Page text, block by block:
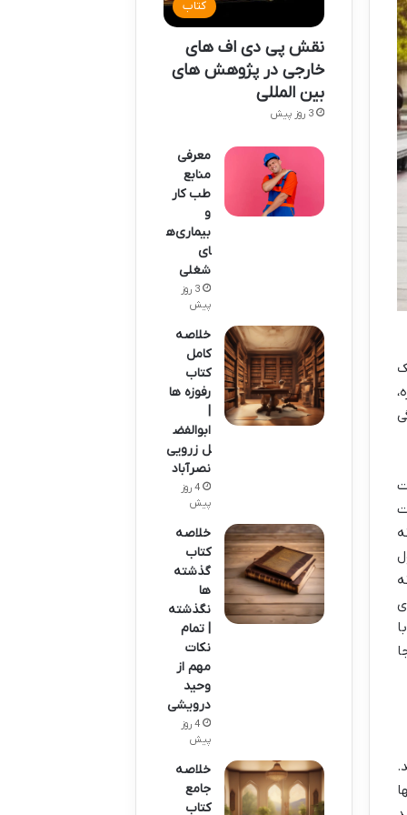
کتاب
نقش پی دی اف های
خارجی در پژوهش های
بین المللی
3 روز پیش
معرفی
منابع
طب کار
و
بیماری‌ه
ای
شغلی
3 روز
پیش
خلاصه
کامل
کتاب
رفوزه ها
ابوالفض
ل زرویی
نصرآباد
4 روز
پیش
خلاصه
کتاب
گذشته
ها
نگذشته
| تمام
نکات
مهم از
وحید
درویشی
4 روز
پیش
خلاصه
جامع
کتاب